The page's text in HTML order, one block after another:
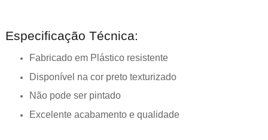
Especificação Técnica:
Fabricado em Plástico resistente
Disponível na cor preto texturizado
Não pode ser pintado
Excelente acabamento e qualidade